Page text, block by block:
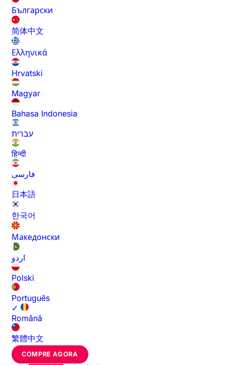
Български
简体中文
Ελληνικά
Hrvatski
Magyar
Bahasa Indonesia
עברית
हिन्दी
فارسی
日本語
한국어
Македонски
اردو
Polski
Português
✓
Română
繁體中文
COMPRE AGORA